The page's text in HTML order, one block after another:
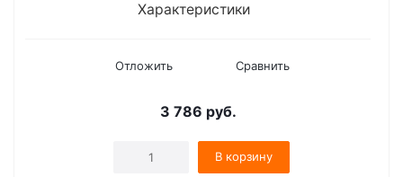
Характеристики
Отложить Сравнить
3 786 руб.
В корзину